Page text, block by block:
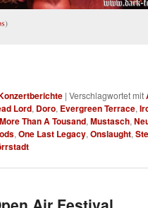
)
|Verschlagwortet mit
Lord, Doro, Evergreen Terrace,
More Than A Tousand,Mustasch,
,One Last Legacy,Onslaught,